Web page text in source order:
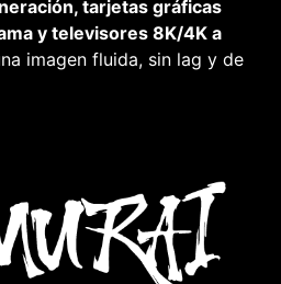
tarjetas gráficas
y televisores 8K/4K a
imagen fluida, sin lag y de